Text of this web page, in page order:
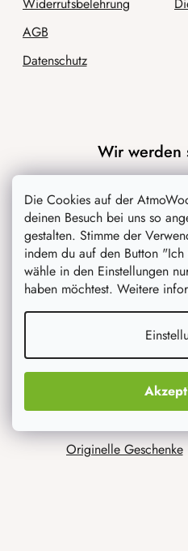
Die Cookies auf der
deinen Besuch bei uns so
gestalten. Stimme der
indem du auf den Button
wähle in den Einstellungen
haben möchtest. Weitere
Widerrufsbelehrung
AGB
Datenschutz
Wir werden
Blog
Inspiration
Was interessiert
Originelle Geschenke